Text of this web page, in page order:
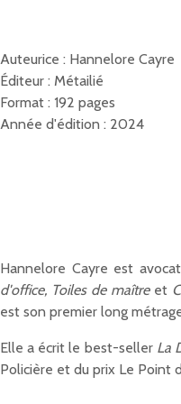
Auteurice : Hannelore Cayre
Éditeur : Métailié
Format : 192 pages
Année d'édition : 2024
Hannelore Cayre est
d'office, Toiles de maîtreet
est son premier long
Elle a écrit le best-seller La
Policière et du prix Le Point